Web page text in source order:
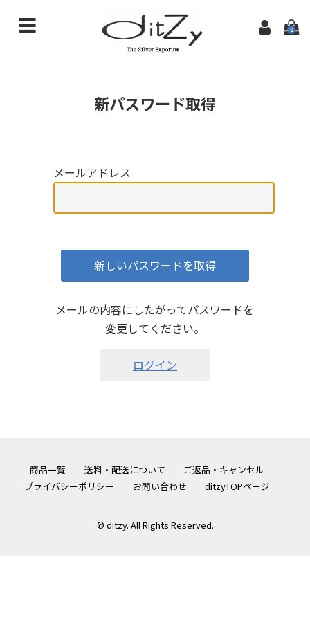
0
ditzyTOPページ
新パスワード取得
メールアドレス
メールの内容にしたがってパスワードを
変更してください。
ログイン
商品一覧 送料・配送について
ご返品・キャンセル
プライバシーポリシー
お問い合わせ ditzyTOPページ
© ditzy. All Rights Reserved.